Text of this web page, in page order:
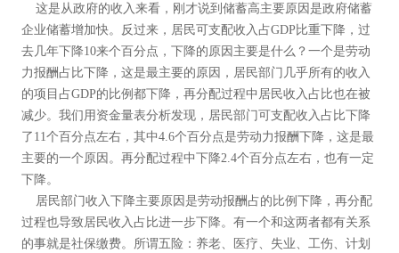
这是从政府的收入来看，刚才说到储蓄高主要原因是政府储蓄
企业储蓄增加快。反过来，居民可支配收入占GDP比重下降，过
去几年下降10来个百分点，下降的原因主要是什么？一个是劳动
力报酬占比下降，这是最主要的原因，居民部门几乎所有的收入
的项目占GDP的比例都下降，再分配过程中居民收入占比也在被
减少。我们用资金量表分析发现，居民部门可支配收入占比下降
了11个百分点左右，其中4.6个百分点是劳动力报酬下降，这是最
主要的一个原因。再分配过程中下降2.4个百分点左右，也有一定
下降。
居民部门收入下降主要原因是劳动报酬占的比例下降，再分配
过程也导致居民收入占比进一步下降。有一个和这两者都有关系
的事就是社保缴费。所谓五险：养老、医疗、失业、工伤、计划